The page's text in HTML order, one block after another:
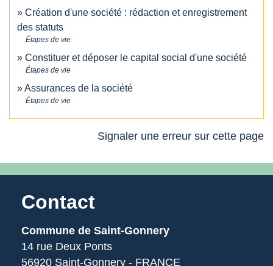
Création d'une société : rédaction et enregistrement
des statuts
Étapes de vie
Constituer et déposer le capital social d'une société
Étapes de vie
Assurances de la société
Étapes de vie
Signaler une erreur sur cette page
Contact
Commune de Saint-Gonnery
14 rue Deux Ponts
56920 Saint-Gonnery - FRANCE